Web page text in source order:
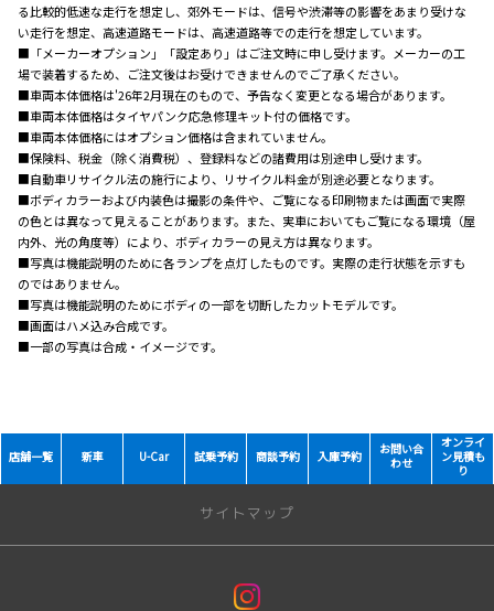
る比較的低速な走行を想定し、郊外モードは、信号や渋滞等の影響をあまり受けな
い走行を想定、高速道路モードは、高速道路等での走行を想定しています。
■「メーカーオプション」「設定あり」はご注文時に申し受けます。メーカーの工
場で装着するため、ご注文後はお受けできませんのでご了承ください。
■車両本体価格は'26年2月現在のもので、予告なく変更となる場合があります。
■車両本体価格はタイヤパンク応急修理キット付の価格です。
■車両本体価格にはオプション価格は含まれていません。
■保険料、税金（除く消費税）、登録料などの諸費用は別途申し受けます。
■自動車リサイクル法の施行により、リサイクル料金が別途必要となります。
■ボディカラーおよび内装色は撮影の条件や、ご覧になる印刷物または画面で実際
の色とは異なって見えることがあります。また、実車においてもご覧になる環境（屋
内外、光の角度等）により、ボディカラーの見え方は異なります。
■写真は機能説明のために各ランプを点灯したものです。実際の走行状態を示すも
のではありません。
■写真は機能説明のためにボディの一部を切断したカットモデルです。
■画面はハメ込み合成です。
■一部の写真は合成・イメージです。
店舗一覧 新車 U-Car 試乗予約 商談予約 入庫予約
お問い合
わせ
オンライ
ン見積も
り
サイトマップ